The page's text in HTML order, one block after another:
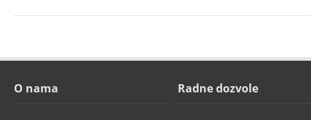
O nama Radne dozvole